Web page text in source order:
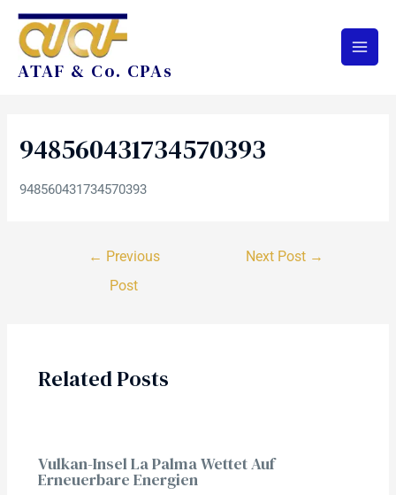
ATAF & Co. CPAs
948560431734570393
948560431734570393
← Previous
Post
Next Post →
Related Posts
Vulkan-Insel La Palma Wettet Auf
Erneuerbare Energien